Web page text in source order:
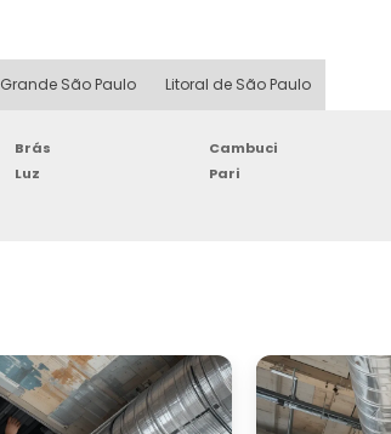
Grande São Paulo Litoral de São Paulo
Brás Cambuci
Luz Pari